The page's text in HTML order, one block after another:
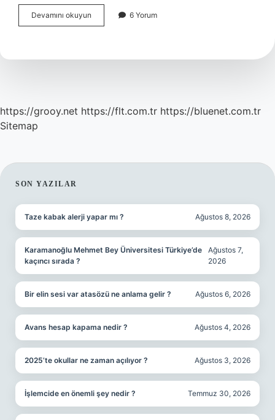
Devamını okuyun
Defa
Çekilir
6 Yorum
https://grooy.net https://flt.com.tr https://bluenet.com.tr
Sitemap
SIDEBAR
SON YAZILAR
Taze kabak alerji yapar mı ? Ağustos 8, 2026
Karamanoğlu Mehmet Bey Üniversitesi Türkiye’de
kaçıncı sırada ?
Ağustos 7,
2026
Bir elin sesi var atasözü ne anlama gelir ? Ağustos 6, 2026
Avans hesap kapama nedir ? Ağustos 4, 2026
2025’te okullar ne zaman açılıyor ? Ağustos 3, 2026
İşlemcide en önemli şey nedir ? Temmuz 30, 2026